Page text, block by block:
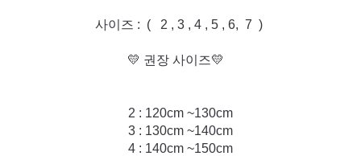
사이즈 : ( 2 , 3 , 4 , 5 , 6, 7 )
💛 권장 사이즈💛
2 : 120cm ~130cm
3 : 130cm ~140cm
4 : 140cm ~150cm